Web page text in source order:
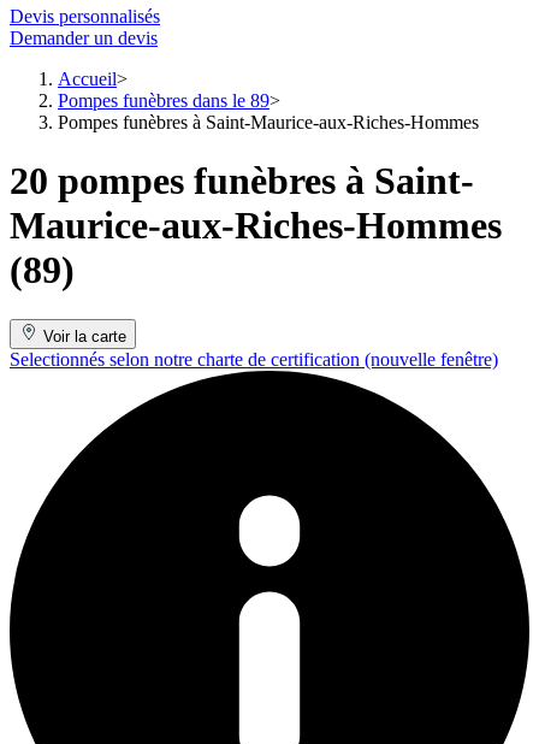
Devis personnalisés
Demander un devis
Accueil
Pompes funèbres dans le 89
Pompes funèbres à Saint-Maurice-aux-Riches-Hommes
20 pompes funèbres à Saint-
Maurice-aux-Riches-Hommes
(89)
Voir la carte
Selectionnés selon notre charte de certification (nouvelle fenêtre)